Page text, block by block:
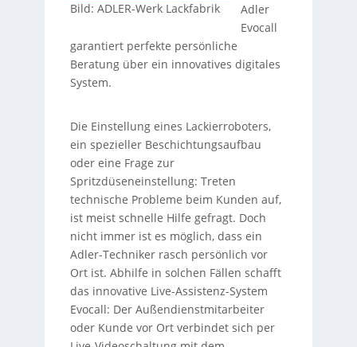
Bild: ADLER-Werk Lackfabrik
Adler
Evocall
garantiert perfekte persönliche
Beratung über ein innovatives digitales
System.
Die Einstellung eines Lackierroboters,
ein spezieller Beschichtungsaufbau
oder eine Frage zur
Spritzdüseneinstellung: Treten
technische Probleme beim Kunden auf,
ist meist schnelle Hilfe gefragt. Doch
nicht immer ist es möglich, dass ein
Adler-Techniker rasch persönlich vor
Ort ist. Abhilfe in solchen Fällen schafft
das innovative Live-Assistenz-System
Evocall: Der Außendienstmitarbeiter
oder Kunde vor Ort verbindet sich per